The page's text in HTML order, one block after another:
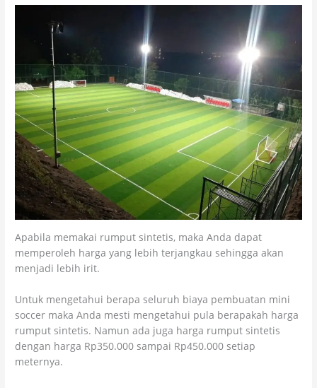
Apabila memakai rumput sintetis, maka Anda dapat
memperoleh harga yang lebih terjangkau sehingga akan
menjadi lebih irit.
Untuk mengetahui berapa seluruh biaya pembuatan mini
soccer maka Anda mesti mengetahui pula berapakah harga
rumput sintetis. Namun ada juga harga rumput sintetis
dengan harga Rp350.000 sampai Rp450.000 setiap
meternya.